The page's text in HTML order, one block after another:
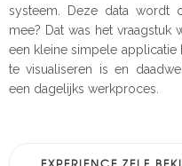
systeem. Deze data wordt
mee? Dat was het vraagstuk
een kleine simpele
te visualiseren is en
een dagelijks werkproces.